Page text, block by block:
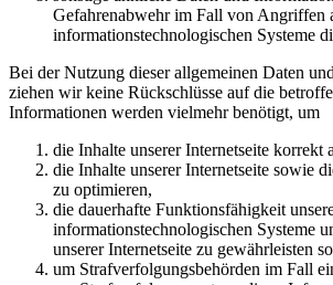
Gefahrenabwehr im Fall von Angriffen
informationstechnologischen Systeme
Bei der Nutzung dieser allgemeinen Daten
ziehen wir keine Rückschlüsse auf die
Informationen werden vielmehr benötigt, um
die Inhalte unserer Internetseite korrekt
die Inhalte unserer Internetseite sowie
zu optimieren,
die dauerhafte Funktionsfähigkeit
informationstechnologischen Systeme
unserer Internetseite zu gewährleisten
um Strafverfolgungsbehörden im Fall